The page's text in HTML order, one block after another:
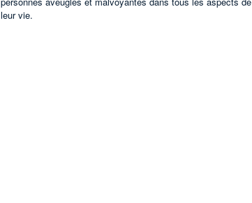
leur vie.